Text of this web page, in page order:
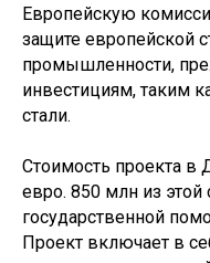
Европейскую
защите европейской
промышленности,
инвестициям, таким
стали.
Стоимость проекта в
евро. 850 млн из
государственной
Проект включает в